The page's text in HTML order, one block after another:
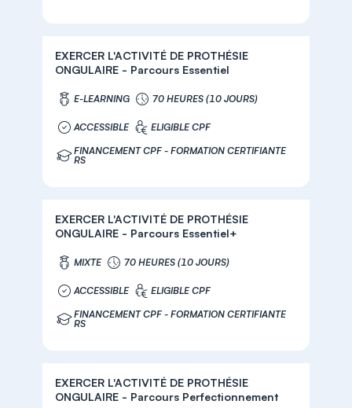
EXERCER L'ACTIVITÉ DE PROTHÉSIE
ONGULAIRE - Parcours Essentiel
E-LEARNING 70 HEURES (10 JOURS)
ACCESSIBLE
ELIGIBLE CPF
FINANCEMENT CPF - FORMATION CERTIFIANTE
RS
EXERCER L'ACTIVITÉ DE PROTHÉSIE
ONGULAIRE - Parcours Essentiel+
MIXTE 70 HEURES (10 JOURS)
ACCESSIBLE
ELIGIBLE CPF
FINANCEMENT CPF - FORMATION CERTIFIANTE
RS
EXERCER L'ACTIVITÉ DE PROTHÉSIE
ONGULAIRE - Parcours Perfectionnement